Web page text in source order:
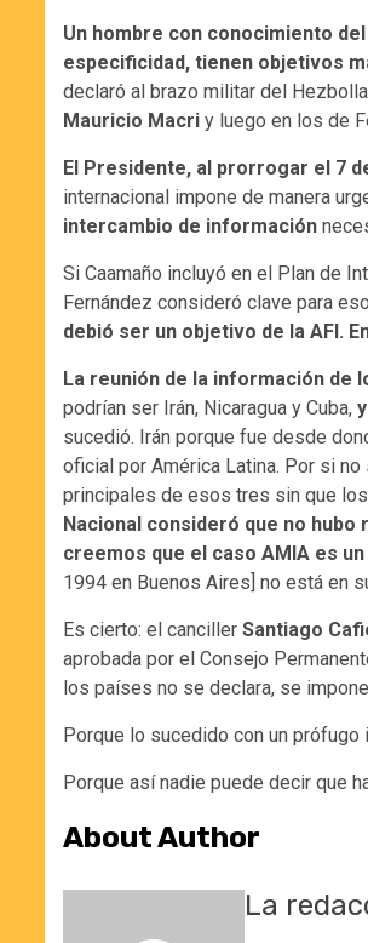
Un hombre con conocimiento
especificidad, tienen objetivos
declaró al brazo militar del
Mauricio Macri y luego en los de
El Presidente, al prorrogar el 7
internacional impone de manera
intercambio de información
Si Caamaño incluyó en el Plan de
Fernández consideró clave para
debió ser un objetivo de la AFI.
La reunión de la información de
podrían ser Irán, Nicaragua y Cuba,
sucedió. Irán porque fue desde
oficial por América Latina. Por si
principales de esos tres sin que
Nacional consideró que no
creemos que el caso AMIA es
1994 en Buenos Aires] no está en
Es cierto: el canciller Santiago
aprobada por el Consejo
los países no se declara, se
Porque lo sucedido con un prófugo
Porque así nadie puede decir que
About Author
La